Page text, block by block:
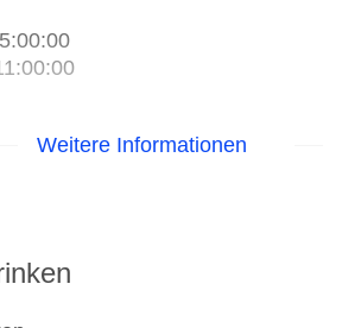
Zimmer: 31
Weitere Informationen